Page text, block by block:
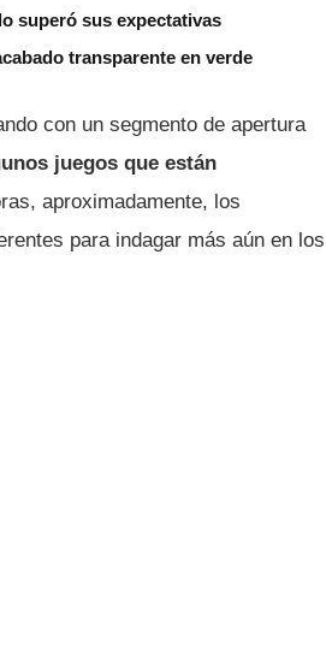
superó sus expectativas
transparente en verde
con un segmento de apertura
juegos que están
aproximadamente, los
para indagar más aún en los